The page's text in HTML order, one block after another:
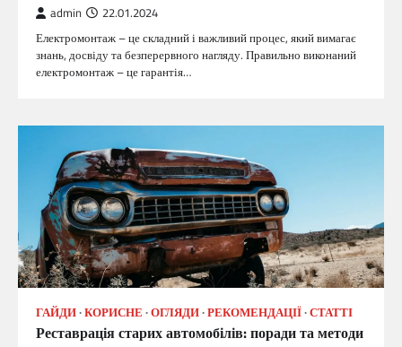
admin 22.01.2024
Електромонтаж – це складний і важливий процес, який вимагає
знань, досвіду та безперервного нагляду. Правильно виконаний
електромонтаж – це гарантія…
ГАЙДИ КОРИСНЕ ОГЛЯДИ РЕКОМЕНДАЦІЇ СТАТТІ
Реставрація старих автомобілів: поради та методи